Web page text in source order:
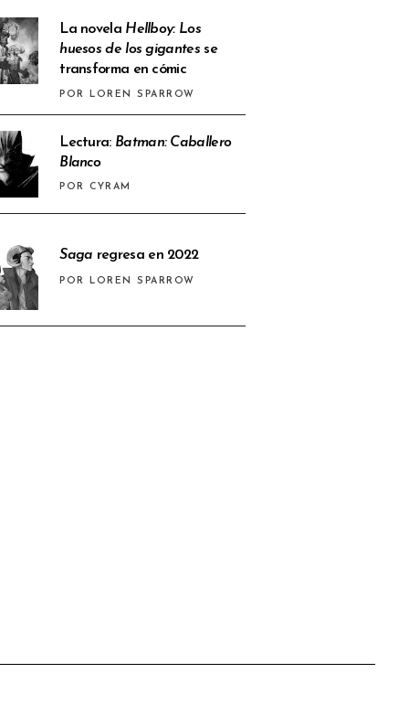
La novela Hellboy: Los
huesos de los gigantesse
transforma en cómic
POR LOREN SPARROW
Lectura: Batman: Caballero
Blanco
POR CYRAM
Saga regresa en 2022
POR LOREN SPARROW